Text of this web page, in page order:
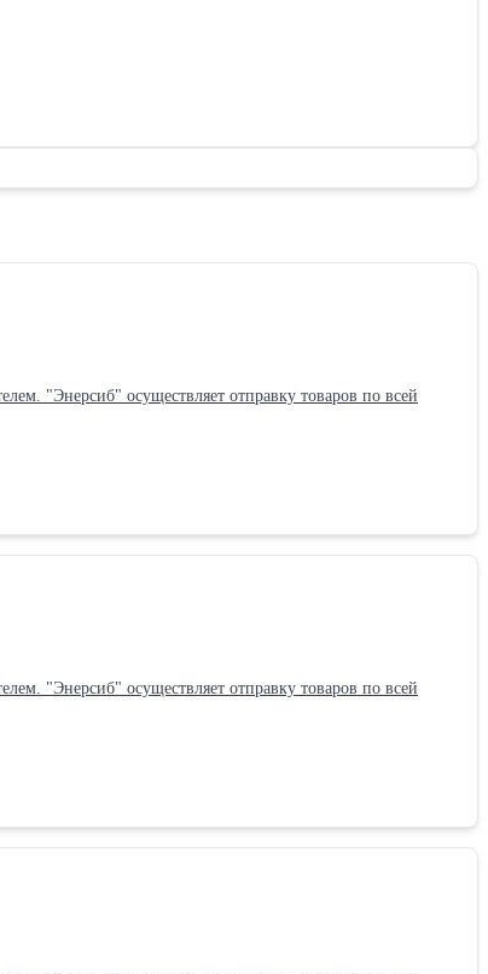
"Энерсиб" осуществляет отправку товаров по всей
"Энерсиб" осуществляет отправку товаров по всей